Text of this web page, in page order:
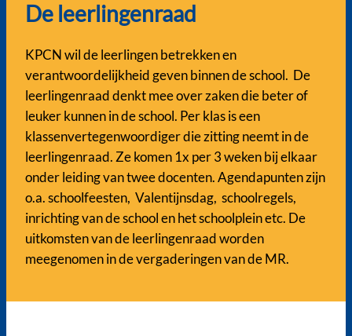
De leerlingenraad
KPCN wil de leerlingen betrekken en
verantwoordelijkheid geven binnen de school. De
leerlingenraad denkt mee over zaken die beter of
leuker kunnen in de school. Per klas is een
klassenvertegenwoordiger die zitting neemt in de
leerlingenraad. Ze komen 1x per 3 weken bij elkaar
onder leiding van twee docenten. Agendapunten zijn
o.a. schoolfeesten, Valentijnsdag, schoolregels,
inrichting van de school en het schoolplein etc. De
uitkomsten van de leerlingenraad worden
meegenomen in de vergaderingen van de MR.